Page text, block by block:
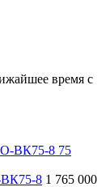
время с
ВК75-8 1 765 000